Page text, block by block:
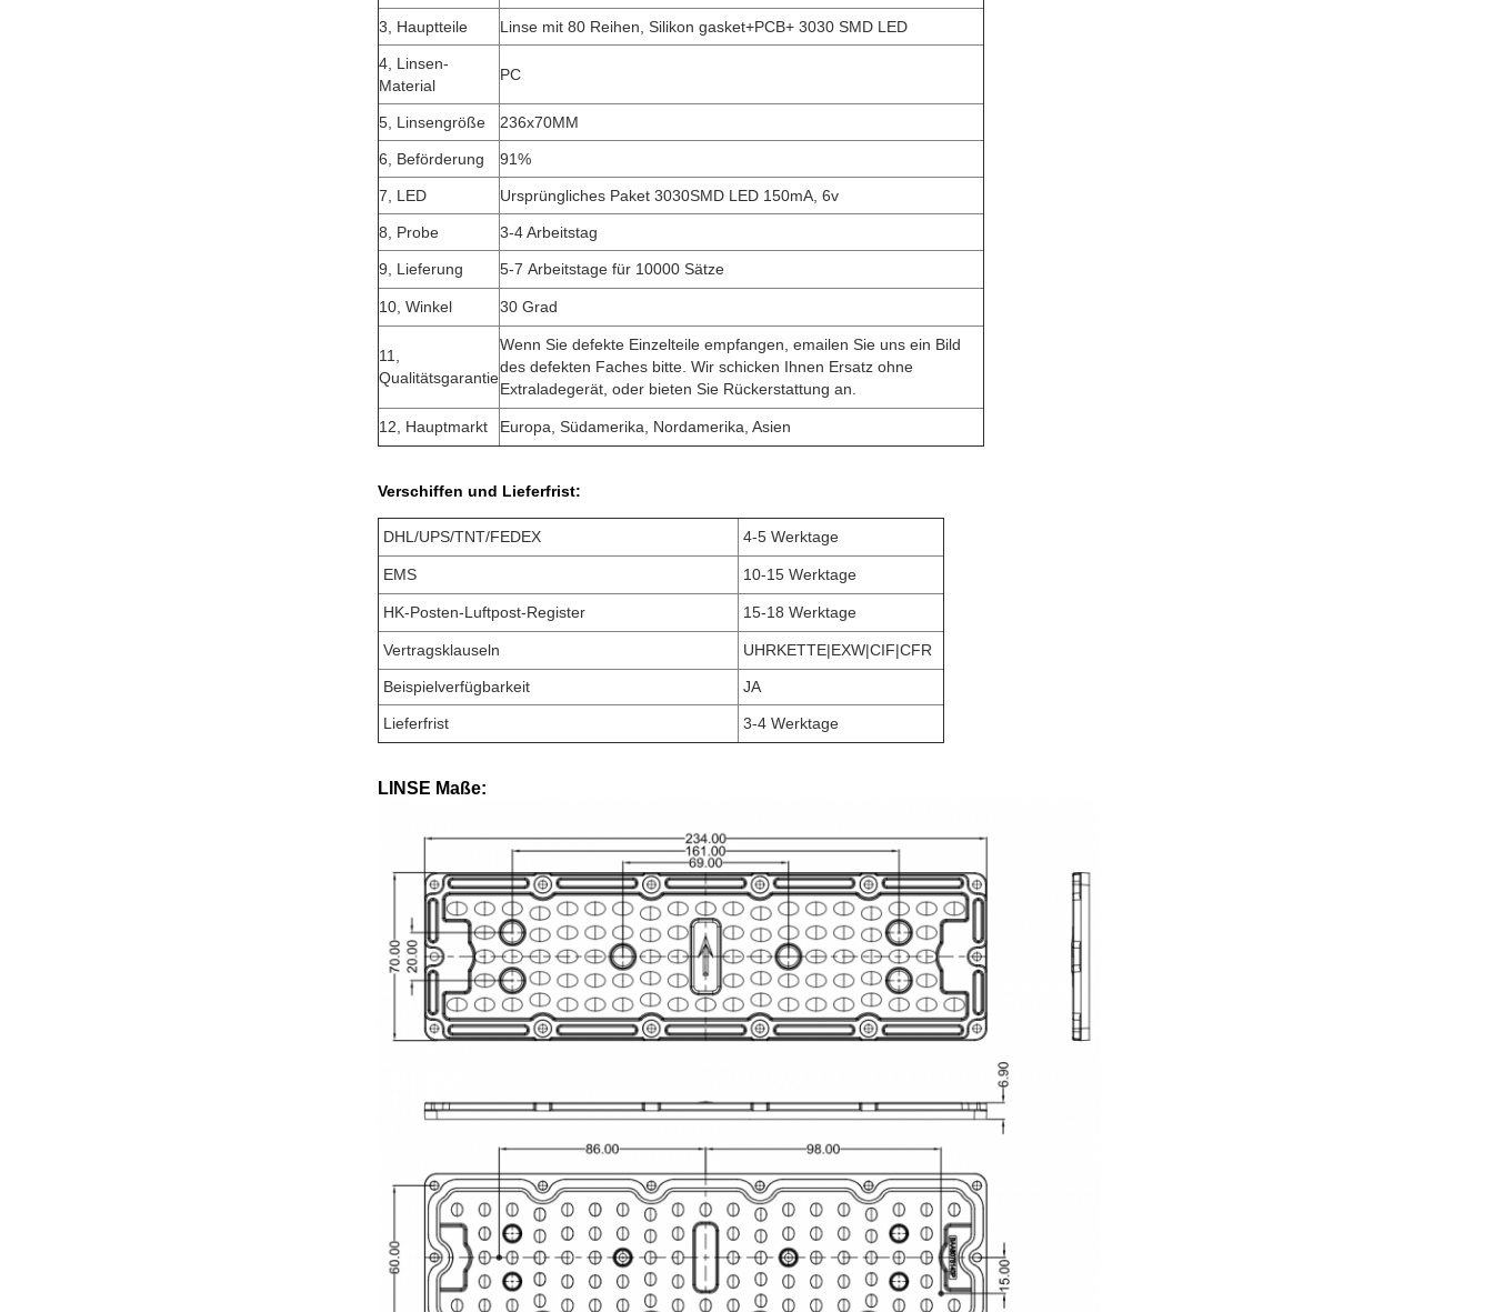
3, Hauptteile Linse mit 80 Reihen, Silikon gasket+PCB+ 3030 SMD LED
4, Linsen-
Material
PC
5, Linsengröße 236x70MM
6, Beförderung 91%
7, LED Ursprüngliches Paket 3030SMD LED 150mA, 6v
8, Probe 3-4 Arbeitstag
9, Lieferung 5-7 Arbeitstage für 10000 Sätze
10, Winkel 30 Grad
11,
Qualitätsgarantie
Wenn Sie defekte Einzelteile empfangen, emailen Sie uns ein Bild
des defekten Faches bitte. Wir schicken Ihnen Ersatz ohne
Extraladegerät, oder bieten Sie Rückerstattung an.
12, Hauptmarkt Europa, Südamerika, Nordamerika, Asien
Verschiffen und Lieferfrist:
DHL/UPS/TNT/FEDEX 4-5 Werktage
EMS 10-15 Werktage
HK-Posten-Luftpost-Register 15-18 Werktage
Vertragsklauseln UHRKETTE|EXW|CIF|CFR
Beispielverfügbarkeit JA
Lieferfrist 3-4 Werktage
LINSE Maße: